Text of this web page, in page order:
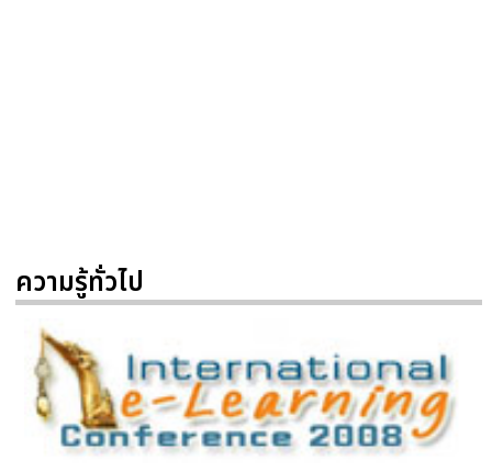
ความรู้ทั่วไป